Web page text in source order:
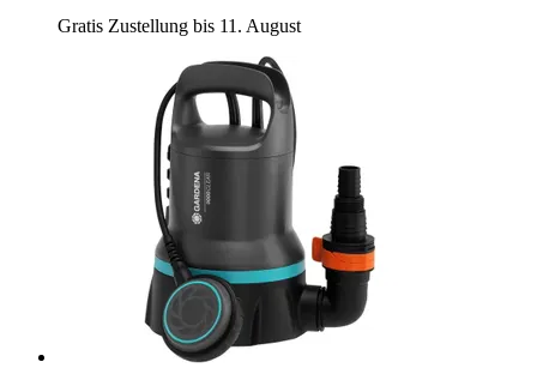
Gratis Zustellung bis 11. August